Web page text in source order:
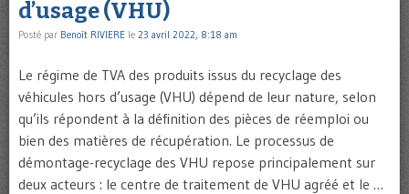
d’usage (VHU)
Posté par Benoît RIVIERE le 23 avril 2022, 8:18 am
Le régime de TVA des produits issus du recyclage des
véhicules hors d’usage (VHU) dépend de leur nature, selon
qu’ils répondent à la définition des pièces de réemploi ou
bien des matières de récupération. Le processus de
démontage-recyclage des VHU repose principalement sur
deux acteurs : le centre de traitement de VHU agréé et le …